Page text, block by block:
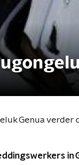
Genua verder
in